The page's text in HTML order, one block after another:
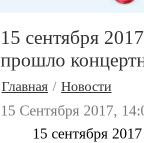
15 сентября
прошло
Главная / Новости
15 Сентября 2017,
15 сентября 2017